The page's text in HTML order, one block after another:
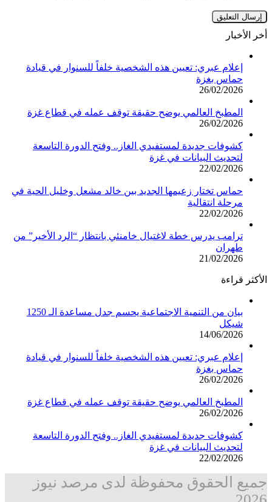
أخر الأخبار
إعلام عبري: تعيين هذه الشخصية خلفاً للسنوار في قيادة
حماس بغزة
26/02/2026
المطبخ العالمي يوضح حقيقة توقف عمله في قطاع غزة
26/02/2026
كشوفات جديدة لمستفيدي الغاز.. وفتح الدورة التاسعة
لتحديث البيانات في غزة
22/02/2026
حماس تختار زعيمها الجديد بين خالد مشعل وخليل الحية في
مرحلة انتقالية
22/02/2026
ترامب يدرس خطة لاغتيال خامنئي بانتظار “الرد الأخير” من
طهران
21/02/2026
الأكثر قراءة
بيان من التنمية الاجتماعية يحسم جدل مساعدة الـ 1250
شيكل
14/06/2026
إعلام عبري: تعيين هذه الشخصية خلفاً للسنوار في قيادة
حماس بغزة
26/02/2026
المطبخ العالمي يوضح حقيقة توقف عمله في قطاع غزة
26/02/2026
كشوفات جديدة لمستفيدي الغاز.. وفتح الدورة التاسعة
لتحديث البيانات في غزة
22/02/2026
جميع الحقوق محفوظة لدى مرصد نيوز